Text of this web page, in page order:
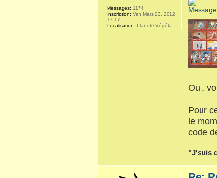
Oui,
Pour
le
code
"J'suis
Messages: 1174
Inscription: Ven Mars 23, 2012
17:17
Localisation: Planete Végéta